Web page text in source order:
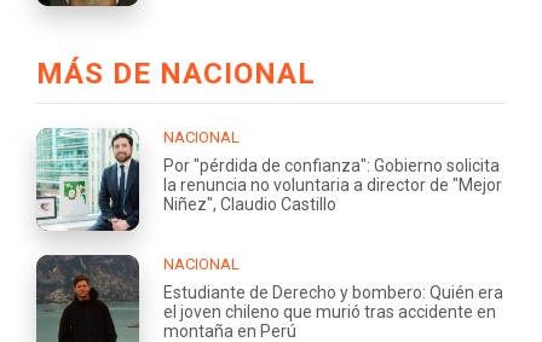
MÁS DE NACIONAL
NACIONAL
Por "pérdida de confianza": Gobierno solicita
la renuncia no voluntaria a director de "Mejor
Niñez", Claudio Castillo
NACIONAL
Estudiante de Derecho y bombero: Quién era
el joven chileno que murió tras accidente en
montaña en Perú